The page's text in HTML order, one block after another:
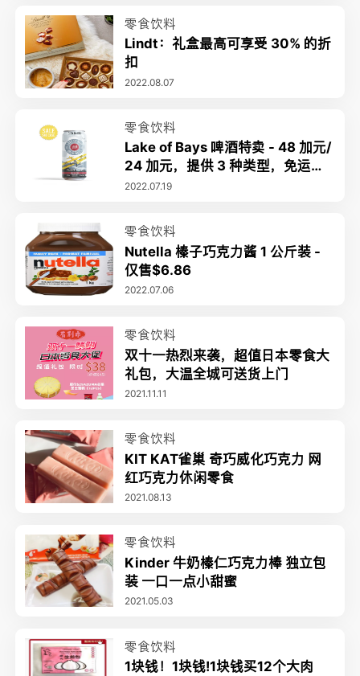
零食饮料
Lindt：礼盒最高可享受 30% 的折
扣
2022.08.07
零食饮料
Lake of Bays 啤酒特卖 - 48 加元/
24 加元，提供 3 种类型，免运费
> 95 加元
2022.07.19
零食饮料
Nutella 榛子巧克力酱 1 公斤装 -
仅售$6.86
2022.07.06
零食饮料
双十一热烈来袭，超值日本零食大
礼包，大温全城可送货上门
2021.11.11
零食饮料
KIT KAT雀巢 奇巧威化巧克力 网
红巧克力休闲零食
2021.08.13
零食饮料
Kinder 牛奶榛仁巧克力棒 独立包
装 一口一点小甜蜜
2021.05.03
零食饮料
1块钱！1块钱!1块钱买12个大肉